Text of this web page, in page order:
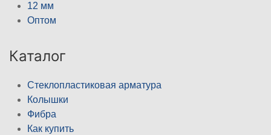
12 мм
Оптом
Каталог
Стеклопластиковая арматура
Колышки
Фибра
Как купить